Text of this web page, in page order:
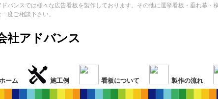
バンスでは様々な広告看板を製作しております。その他に選挙看板・垂れ幕
度ご相談下さい。
社アドバンス
ーム 施工例 看板について 製作の流れ